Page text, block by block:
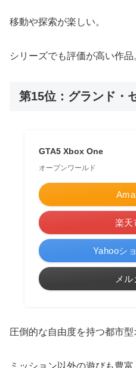
移動や探索が楽しい。
シリーズでも評価が高い作品
第15位：グランド・
GTA5 Xbox One
オープンワールド
楽天
Yahooシ
メル
圧倒的な自由度を持つ都市型